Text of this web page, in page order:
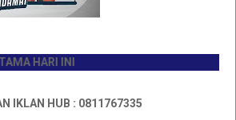
INI
HUB : 0811767335